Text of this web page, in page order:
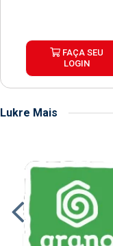
FAÇA SEU
LOGIN
Lukre Mais